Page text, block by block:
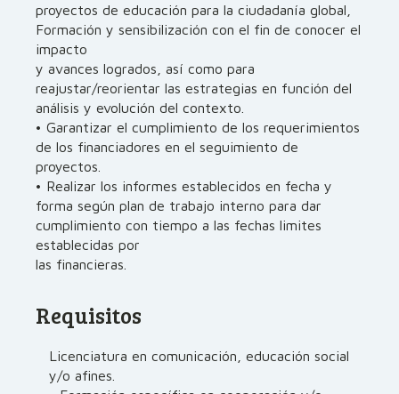
proyectos de educación para la ciudadanía global,
Formación y sensibilización con el fin de conocer el
impacto
y avances logrados, así como para
reajustar/reorientar las estrategias en función del
análisis y evolución del contexto.
• Garantizar el cumplimiento de los requerimientos
de los financiadores en el seguimiento de
proyectos.
• Realizar los informes establecidos en fecha y
forma según plan de trabajo interno para dar
cumplimiento con tiempo a las fechas limites
establecidas por
las financieras.
Requisitos
Licenciatura en comunicación, educación social
y/o afines.